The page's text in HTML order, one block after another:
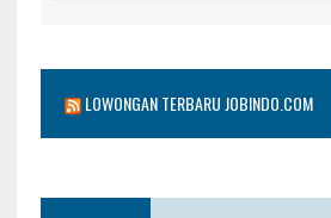
LOWONGAN TERBARU JOBINDO.COM